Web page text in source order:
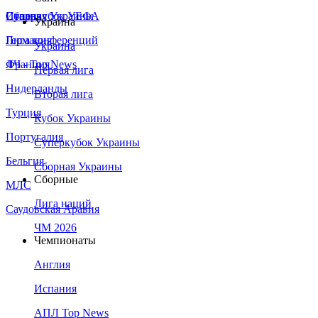
Сборная Украины
Италия
Германия
Франция
Нидерланды
Турция
Португалия
Бельгия
МЛС
Саудовская Аравия
Суперкубок УЕФА
Лига конференций
ЛЧ - Top News
Украина
Украина
Первая лига
Вторая лига
Кубок Украины
Суперкубок Украины
Сборная Украины
Сборные
Лига наций
ЧМ 2026
Чемпионаты
Англия
Испания
АПЛ Top News